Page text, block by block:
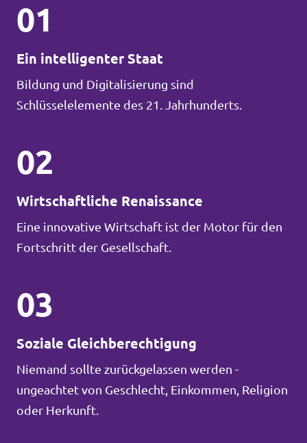
01
Ein intelligenter Staat
Bildung und Digitalisierung sind
Schlüsselelemente des 21. Jahrhunderts.
02
Wirtschaftliche Renaissance
Eine innovative Wirtschaft ist der Motor für den
Fortschritt der Gesellschaft.
03
Soziale Gleichberechtigung
Niemand sollte zurückgelassen werden -
ungeachtet von Geschlecht, Einkommen, Religion
oder Herkunft.